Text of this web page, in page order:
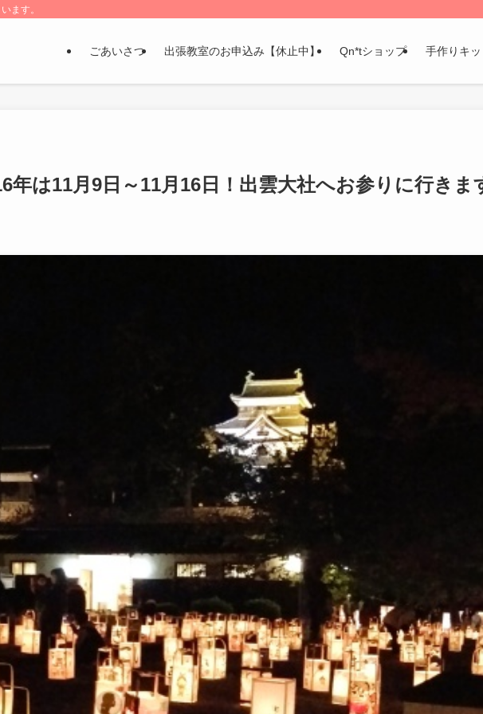
ます。
ごあいさつ 出張教室のお申込み【休止中】 Qn*tショップ 手作りキ
年は11月9日～11月16日！出雲大社へお参りに行きま